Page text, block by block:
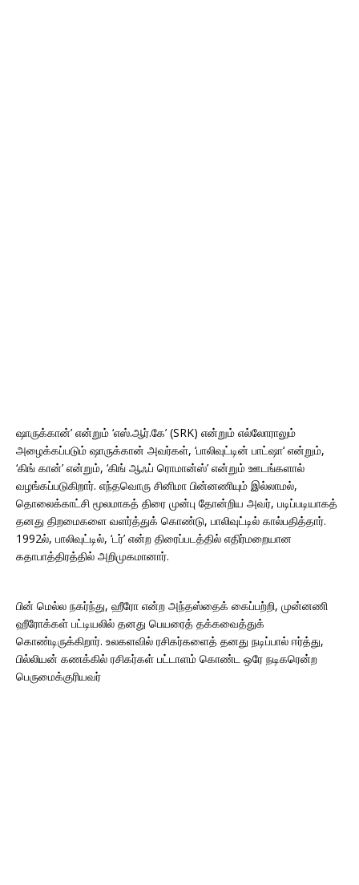
ஷாருக்கான்’ என்றும் ‘எஸ்.ஆர்.கே’ (SRK) என்றும் எல்லோராலும்
அழைக்கப்படும் ஷாருக்கான் அவர்கள், ‘பாலிவுட்டின் பாட்ஷா‘ என்றும்,
‘கிங் கான்’ என்றும், ‘கிங் ஆஃப் ரொமான்ஸ்’ என்றும் ஊடங்களால்
வழங்கப்படுகிறார். எந்தவொரு சினிமா பின்னணியும் இல்லாமல்,
தொலைக்காட்சி மூலமாகத் திரை முன்பு தோன்றிய அவர், படிப்படியாகத்
தனது திறமைகளை வளர்த்துக் கொண்டு, பாலிவுட்டில் கால்பதித்தார்.
1992ல், பாலிவுட்டில், ‘டர்’ என்ற திரைப்படத்தில் எதிர்மறையான
கதாபாத்திரத்தில் அறிமுகமானார்.
பின் மெல்ல நகர்ந்து, ஹீரோ என்ற அந்தஸ்தைக் கைப்பற்றி, முன்னணி
ஹீரோக்கள் பட்டியலில் தனது பெயரைத் தக்கவைத்துக்
கொண்டிருக்கிறார். உலகளவில் ரசிகர்களைத் தனது நடிப்பால் ஈர்த்து,
பில்லியன் கணக்கில் ரசிகர்கள் பட்டாளம் கொண்ட ஒரே நடிகரென்ற
பெருமைக்குரியவர்